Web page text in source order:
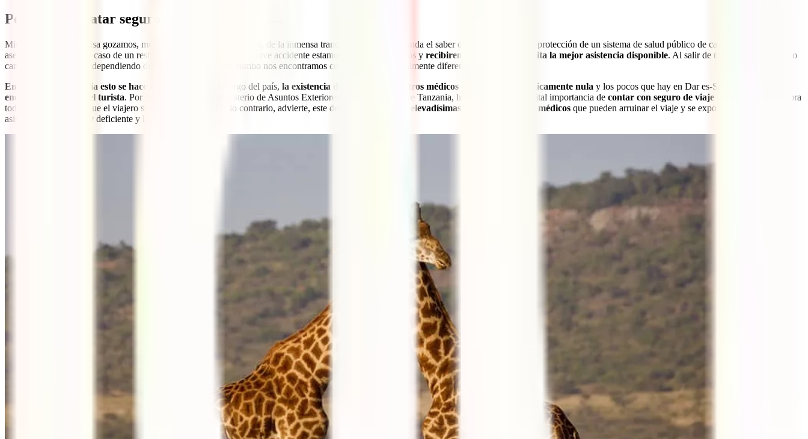
Por qué contratar seguro de viaje a Tanzania
Mientras estamos en casa gozamos, muchas veces sin darnos cuenta, de la inmensa tranquilidad que nos brinda el saber que contamos con la protección de un sistema de salud público de calidad. Esto nos
asegura que tanto en el caso de un resfriado como si sufrimos un grave accidente estamos siempre protegidos y recibiremos de forma gratuita la mejor asistencia disponible. Al salir de nuestras fronteras esto
cambia radicalmente y dependiendo de a qué país pongamos rumbo nos encontramos con un escenario totalmente diferente.
En el caso de Tanzania esto se hace muy evidente
. A lo largo del país, la existencia de hospitales y centros médicos de calidad es prácticamente nula y los pocos que hay en Dar es-Salam suponen unos
enormes costes para el turista. Por ello, el mismísimo Ministerio de Asuntos Exteriores, en su página sobre Tanzania, hace hincapié en la vital importancia de contar con seguro de viaje a Tanzania
que cubra
todas las necesidades que el viajero se pueda encontrar. De lo contrario, advierte, este deberá hacer frente a
elevadísimas facturas de gastos médicos que pueden arruinar el viaje y se expondrá a recibir una
asistencia sanitaria muy deficiente y limitada.